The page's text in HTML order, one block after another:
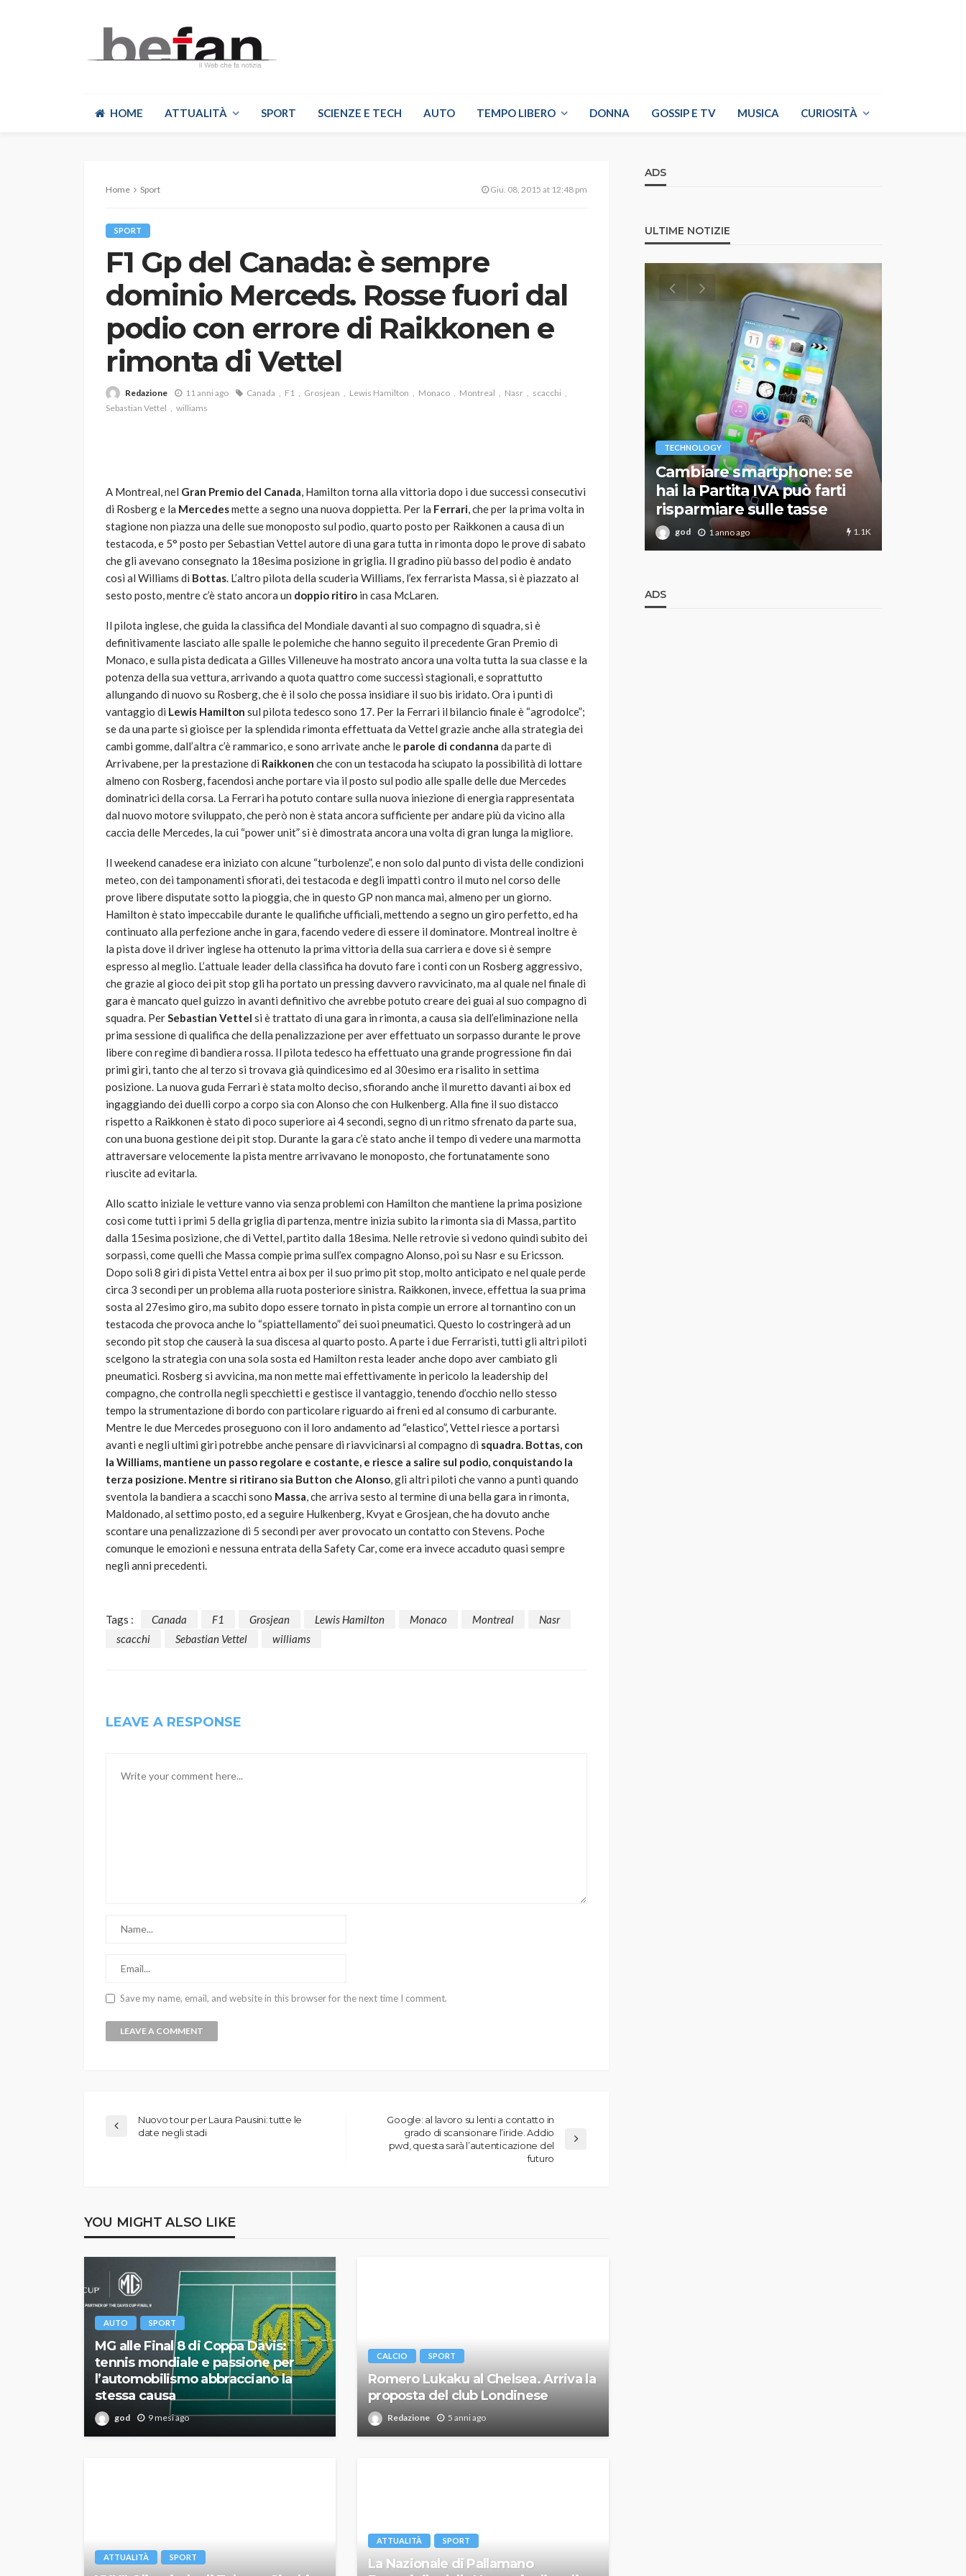
HOME ATTUALITÀ SPORT SCIENZE E TECH AUTO TEMPO LIBERO DONNA GOSSIP E TV MUSICA CURIOSITÀ
Home Sport Giu. 08, 2015 at 12:48 pm
SPORT
F1 Gp del Canada: è sempre
dominio Merceds. Rosse fuori dal
podio con errore di Raikkonen e
rimonta di Vettel
Redazione 11 anni ago Canada F1 Grosjean Lewis Hamilton Monaco Montreal Nasr
scacchi
Sebastian Vettel
williams
A Montreal, nel Gran Premio del Canada, Hamilton torna alla vittoria dopo i due successi consecutivi
di Rosberg e la Mercedesmette a segno una nuova doppietta. Per la Ferrari, che per la prima volta in
stagione non piazza una delle sue monoposto sul podio, quarto posto per Raikkonen a causa di un
testacoda, e 5° posto per Sebastian Vettel autore di una gara tutta in rimonta dopo le prove di sabato
che gli avevano consegnato la 18esima posizione in griglia. Il gradino più basso del podio è andato
così al Williams di Bottas. L’altro pilota della scuderia Williams, l’ex ferrarista Massa, si è piazzato al
sesto posto, mentre c’è stato ancora un doppio ritiro in casa McLaren.
Il pilota inglese, che guida la classifica del Mondiale davanti al suo compagno di squadra, si è
definitivamente lasciato alle spalle le polemiche che hanno seguito il precedente Gran Premio di
Monaco, e sulla pista dedicata a Gilles Villeneuve ha mostrato ancora una volta tutta la sua classe e la
potenza della sua vettura, arrivando a quota quattro come successi stagionali, e soprattutto
allungando di nuovo su Rosberg, che è il solo che possa insidiare il suo bis iridato. Ora i punti di
vantaggio di Lewis Hamilton sul pilota tedesco sono 17. Per la Ferrari il bilancio finale è “agrodolce”;
se da una parte si gioisce per la splendida rimonta effettuata da Vettel grazie anche alla strategia dei
cambi gomme, dall’altra c’è rammarico, e sono arrivate anche le parole di condanna da parte di
Arrivabene, per la prestazione di Raikkonen che con un testacoda ha sciupato la possibilità di lottare
almeno con Rosberg, facendosi anche portare via il posto sul podio alle spalle delle due Mercedes
dominatrici della corsa. La Ferrari ha potuto contare sulla nuova iniezione di energia rappresentata
dal nuovo motore sviluppato, che però non è stata ancora sufficiente per andare più da vicino alla
caccia delle Mercedes, la cui “power unit” si è dimostrata ancora una volta di gran lunga la migliore.
Il weekend canadese era iniziato con alcune “turbolenze”, e non solo dal punto di vista delle condizioni
meteo, con dei tamponamenti sfiorati, dei testacoda e degli impatti contro il muto nel corso delle
prove libere disputate sotto la pioggia, che in questo GP non manca mai, almeno per un giorno.
Hamilton è stato impeccabile durante le qualifiche ufficiali, mettendo a segno un giro perfetto, ed ha
continuato alla perfezione anche in gara, facendo vedere di essere il dominatore. Montreal inoltre è
la pista dove il driver inglese ha ottenuto la prima vittoria della sua carriera e dove si è sempre
espresso al meglio. L’attuale leader della classifica ha dovuto fare i conti con un Rosberg aggressivo,
che grazie al gioco dei pit stop gli ha portato un pressing davvero ravvicinato, ma al quale nel finale di
gara è mancato quel guizzo in avanti definitivo che avrebbe potuto creare dei guai al suo compagno di
squadra. PerSebastian Vettel si è trattato di una gara in rimonta, a causa sia dell’eliminazione nella
prima sessione di qualifica che della penalizzazione per aver effettuato un sorpasso durante le prove
libere con regime di bandiera rossa. Il pilota tedesco ha effettuato una grande progressione fin dai
primi giri, tanto che al terzo si trovava già quindicesimo ed al 30esimo era risalito in settima
posizione. La nuova guda Ferrari è stata molto deciso, sfiorando anche il muretto davanti ai box ed
ingaggiando dei duelli corpo a corpo sia con Alonso che con Hulkenberg. Alla fine il suo distacco
rispetto a Raikkonen è stato di poco superiore ai 4 secondi, segno di un ritmo sfrenato da parte sua,
con una buona gestione dei pit stop. Durante la gara c’è stato anche il tempo di vedere una marmotta
attraversare velocemente la pista mentre arrivavano le monoposto, che fortunatamente sono
riuscite ad evitarla.
Allo scatto iniziale le vetture vanno via senza problemi con Hamilton che mantiene la prima posizione
così come tutti i primi 5 della griglia di partenza, mentre inizia subito la rimonta sia di Massa, partito
dalla 15esima posizione, che di Vettel, partito dalla 18esima. Nelle retrovie si vedono quindi subito dei
sorpassi, come quelli che Massa compie prima sull’ex compagno Alonso, poi su Nasr e su Ericsson.
Dopo soli 8 giri di pista Vettel entra ai box per il suo primo pit stop, molto anticipato e nel quale perde
circa 3 secondi per un problema alla ruota posteriore sinistra. Raikkonen, invece, effettua la sua prima
sosta al 27esimo giro, ma subito dopo essere tornato in pista compie un errore al tornantino con un
testacoda che provoca anche lo “spiattellamento” dei suoi pneumatici. Questo lo costringerà ad un
secondo pit stop che causerà la sua discesa al quarto posto. A parte i due Ferraristi, tutti gli altri piloti
scelgono la strategia con una sola sosta ed Hamilton resta leader anche dopo aver cambiato gli
pneumatici. Rosberg si avvicina, ma non mette mai effettivamente in pericolo la leadership del
compagno, che controlla negli specchietti e gestisce il vantaggio, tenendo d’occhio nello stesso
tempo la strumentazione di bordo con particolare riguardo ai freni ed al consumo di carburante.
Mentre le due Mercedes proseguono con il loro andamento ad “elastico”, Vettel riesce a portarsi
avanti e negli ultimi giri potrebbe anche pensare di riavvicinarsi al compagno di squadra. Bottas, con
la Williams, mantiene un passo regolare e costante, e riesce a salire sul podio, conquistando la
terza posizione. Mentre si ritirano sia Button che Alonso, gli altri piloti che vanno a punti quando
sventola la bandiera a scacchi sono Massa, che arriva sesto al termine di una bella gara in rimonta,
Maldonado, al settimo posto, ed a seguire Hulkenberg, Kvyat e Grosjean, che ha dovuto anche
scontare una penalizzazione di 5 secondi per aver provocato un contatto con Stevens. Poche
comunque le emozioni e nessuna entrata della Safety Car, come era invece accaduto quasi sempre
negli anni precedenti.
Tags : Canada F1 Grosjean Lewis Hamilton Monaco Montreal
Nasr
scacchi
Sebastian Vettel williams
LEAVE A RESPONSE
Save my name, email, and website in this browser for the next time I comment.
Nuovo tour per Laura Pausini: tutte le
date negli stadi
Google: al lavoro su lenti a contatto in
grado di scansionare l’iride. Addio
pwd, questa sarà l’autenticazione del
futuro
YOU MIGHT ALSO LIKE
AUTO SPORT
MG alle Final 8 di Coppa Davis:
tennis mondiale e passione per
l’automobilismo abbracciano la
stessa causa
god 9 mesi ago
CALCIO SPORT
Romero Lukaku al Chelsea. Arriva la
proposta del club Londinese
Redazione 5 anni ago
ATTUALITÀ SPORT
ATTUALITÀ SPORT
La Nazionale di Pallamano
ADS
ULTIME NOTIZIE
Robot tagliaerba: quale
scegliere per il tuo prato
god 1 anno ago 786
l’automobilismo
abbracciano la stessa causa
god 9 mesi ago
TECHNOLOGY
Cambiare smartphone: se
hai la Partita IVA può farti
risparmiare sulle tasse
god 1 anno ago 1.1K
ADS